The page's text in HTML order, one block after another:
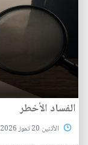
الفساد الأخطر
الأثنين 20 تموز 2026